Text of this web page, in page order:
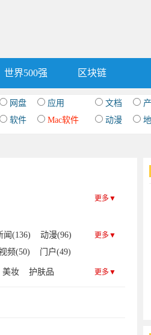
世界500强 区块链
网盘 应用 文档
软件 Mac软件 动漫
更多▼
闻(136)
动漫(96)
频(50)
门户(49)
杂志(20)
健康(19)
更多▼
美妆
护肤品
更多▼